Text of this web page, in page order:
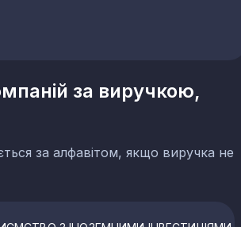
за виручкою,
за алфавітом, якщо виручка не